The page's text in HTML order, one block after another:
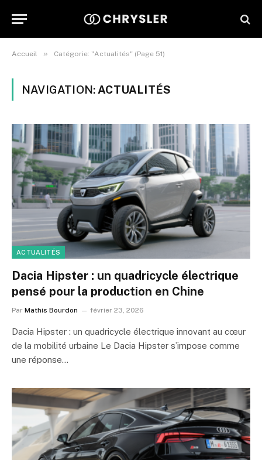
Accueil » Catégorie: "Actualités" (Page 51)
NAVIGATION: ACTUALITÉS
ACTUALITÉS
Dacia Hipster : un quadricycle électrique
pensé pour la production en Chine
Par Mathis Bourdon février 23, 2026
Dacia Hipster : un quadricycle électrique innovant au cœur
de la mobilité urbaine Le Dacia Hipster s’impose comme
une réponse…